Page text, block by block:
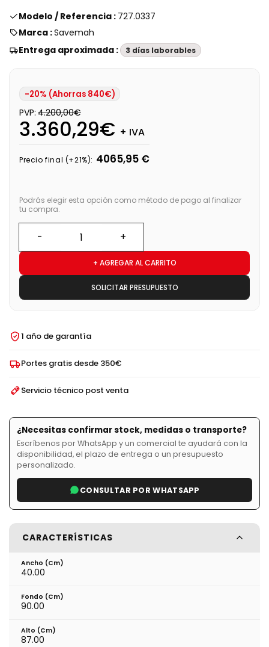
Modelo / Referencia : 727.0337
Marca :Savemah
Entrega aproximada :
3 días laborables
-20% (Ahorras 840€)
PVP: 4.200,00€
3.360,29€ + IVA
Precio final (+21%): 4065,95 €
Podrás elegir esta opción como método de pago al finalizar
tu compra.
+ AGREGAR AL CARRITO
SOLICITAR PRESUPUESTO
1 año de garantía
Portes gratis desde 350€
Servicio técnico post venta
¿Necesitas confirmar stock, medidas o transporte?
Escríbenos por WhatsApp y un comercial te ayudará con la
disponibilidad, el plazo de entrega o un presupuesto
personalizado.
CONSULTAR POR WHATSAPP
CARACTERÍSTICAS
Ancho (cm)
40.00
Fondo (cm)
90.00
Alto (cm)
87.00